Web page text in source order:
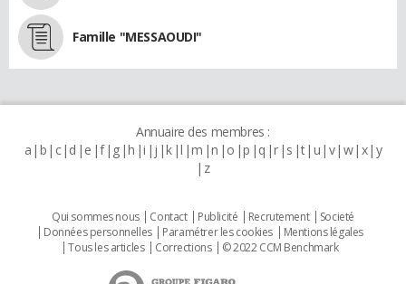
Famille "MESSAOUDI"
Annuaire des membres :
a b c d e f g h i j k l m n o p q r s t u v w x y
z
Qui sommes nous Contact Publicité Recrutement
Societé
Données personnelles
Paramétrer les cookies
Mentions légales
Tous les articles
Corrections © 2022 CCM Benchmark